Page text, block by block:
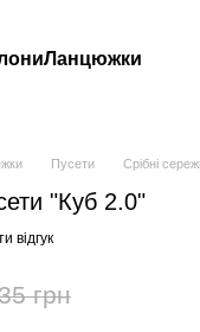
Ланцюжки
Пусети Срібні
"Куб 2.0"
відгук
грн